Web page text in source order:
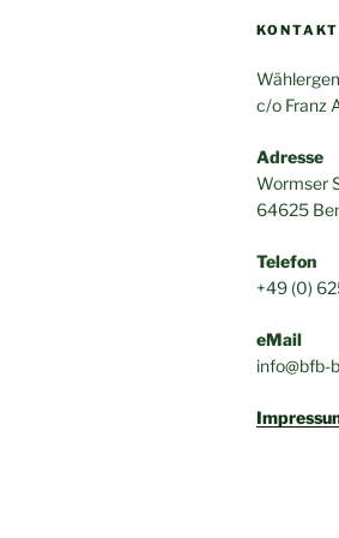
KONTAKT
c/o Franz
Adresse
Wormser
64625
Telefon
+49 (0)
eMail
info@bfb-